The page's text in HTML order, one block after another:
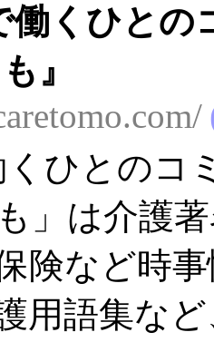
働くひとの
』
くひとのコ
」は介護
険など時
用語集な